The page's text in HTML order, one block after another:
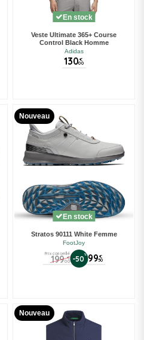
En stock
Veste Ultimate 365+ Course
Control Black Homme
Adidas
130 €
00
Nouveau
En stock
Stratos 90111 White Femme
FootJoy
Prix conseillé
199 €
00 -50 % 99 €
50
Nouveau